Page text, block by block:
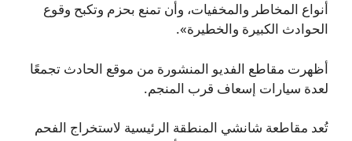
أنواع المخاطر والمخفيات، وأن تمنع بحزم وتكبح وقوع
الحوادث الكبيرة والخطيرة».
أظهرت مقاطع الفديو المنشورة من موقع الحادث تجمعًا
لعدة سيارات إسعاف قرب المنجم.
تُعد مقاطعة شانشي المنطقة الرئيسية لاستخراج الفحم